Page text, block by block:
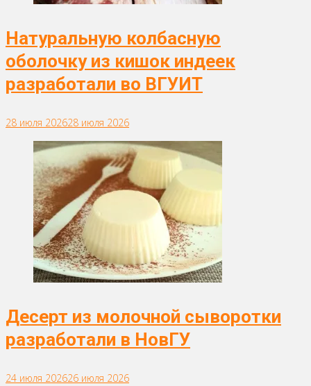
Натуральную колбасную
оболочку из кишок индеек
разработали во ВГУИТ
28 июля 202628 июля 2026
Десерт из молочной сыворотки
разработали в НовГУ
24 июля 202626 июля 2026